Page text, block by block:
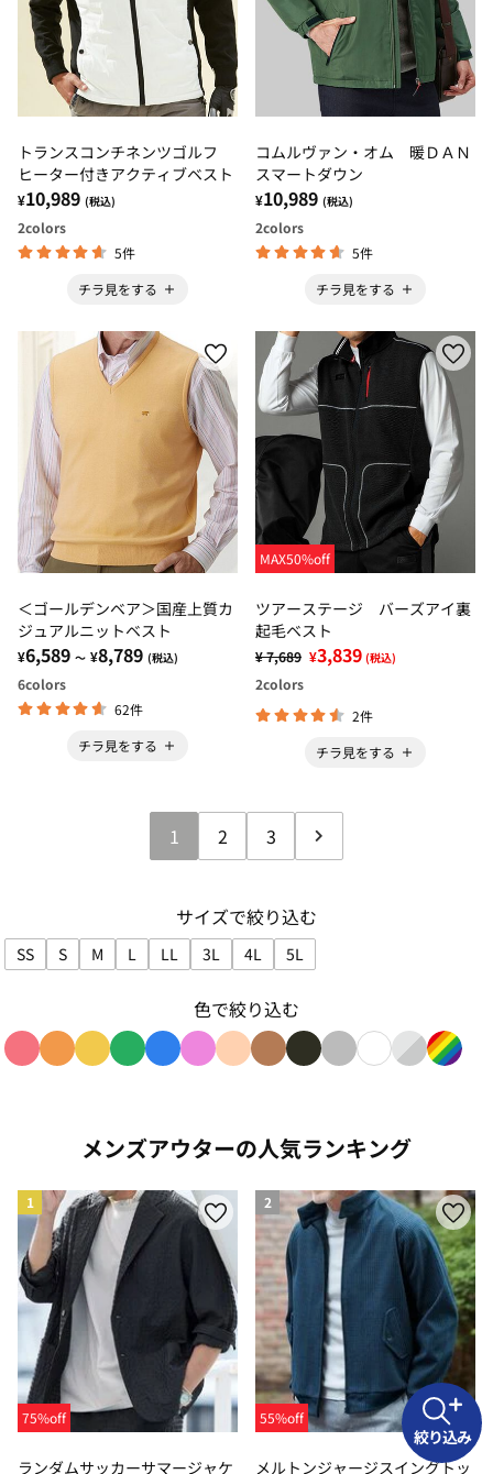
トランスコンチネンツゴルフ
ヒーター付きアクティブベスト
¥10,989 (税込)
2colors
5件
チラ見をする
コムルヴァン・オム 暖ＤＡＮ
スマートダウン
¥10,989 (税込)
2colors
5件
チラ見をする
＜ゴールデンベア＞国産上質カ
ジュアルニットベスト
¥6,589 ～ ¥8,789 (税込)
6colors
62件
チラ見をする
MAX50%off
ツアーステージ バーズアイ裏
起毛ベスト
¥ 7,689 ¥3,839 (税込)
2colors
2件
チラ見をする
1 2 3
サイズで絞り込む
SS
サイズで絞り込み: SS
S
サイズで絞り込み: S
M
サイズで絞り込み: M
L
サイズで絞り込み: L
LL
サイズで絞り込み: LL
3L
サイズで絞り込み: 3L
4L
サイズで絞り込み: 4L
5L
サイズで絞り込み: 5L
色で絞り込む
メンズアウターの人気ランキング
1
75%off
ランダムサッカーサマージャケ
2
55%off
メルトンジャージスイングトッ
絞り込み